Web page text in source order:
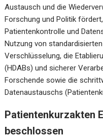
Austausch und die
Forschung und Politik
Patientenkontrolle und
Nutzung von
Verschlüsselung, die
(HDABs) und sicherer
Forschende sowie die
Datenaustauschs
Patientenkurzakten
beschlossen